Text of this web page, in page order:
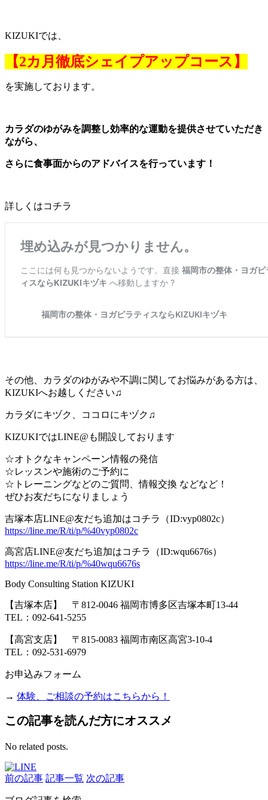
KIZUKIでは、
【2カ月徹底シェイプアップコース】
を実施しております。
カラダのゆがみを調整し効率的な運動を提供させていただき
ながら、
さらに食事面からのアドバイスを行っています！
詳しくはコチラ
その他、カラダのゆがみや不調に関してお悩みがある方は、
KIZUKIへお越しください♫
カラダにキヅク、ココロにキヅク♫
KIZUKIではLINE@も開設しております
☆オトクなキャンペーン情報の発信
☆レッスンや施術のご予約に
☆トレーニングなどのご質問、情報交換 などなど！
ぜひお友だちになりましょう
吉塚本店LINE@友だち追加はコチラ（ID:vyp0802c）
https://line.me/R/ti/p/%40vyp0802c
高宮店LINE@友だち追加はコチラ（ID:wqu6676s）
https://line.me/R/ti/p/%40wqu6676s
Body Consulting Station KIZUKI
【吉塚本店】 〒 812-0046 福岡市博多区吉塚本町13-44
TEL ： 092-641-5255
【高宮支店】 〒 815-0083 福岡市南区高宮3-10-4
TEL ： 092-531-6979
お申込みフォーム
→ 体験、ご相談の予約はこちらから！
この記事を読んだ方にオススメ
No related posts.
前の記事 記事一覧 次の記事